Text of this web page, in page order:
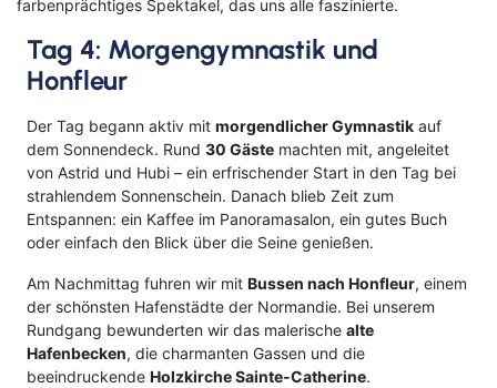
farbenprächtiges Spektakel, das uns alle faszinierte.
Tag 4: Morgengymnastik und
Honfleur
Der Tag begann aktiv mit morgendlicher Gymnastik auf
dem Sonnendeck. Rund 30 Gäste machten mit, angeleitet
von Astrid und Hubi – ein erfrischender Start in den Tag bei
strahlendem Sonnenschein. Danach blieb Zeit zum
Entspannen: ein Kaffee im Panoramasalon, ein gutes Buch
oder einfach den Blick über die Seine genießen.
Am Nachmittag fuhren wir mit Bussen nach Honfleur, einem
der schönsten Hafenstädte der Normandie. Bei unserem
Rundgang bewunderten wir das malerische alte
Hafenbecken, die charmanten Gassen und die
beeindruckende Holzkirche Sainte-Catherine.